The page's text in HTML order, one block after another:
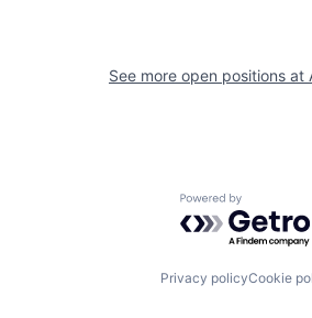
See more open positions at
Powered by
Privacy policyCookie